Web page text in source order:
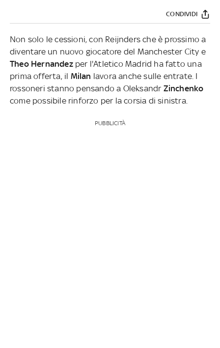
CONDIVIDI
Non solo le cessioni, con Reijnders che è prossimo a
diventare un nuovo giocatore del Manchester City e
Theo Hernandezper l'Atletico Madrid ha fatto una
prima offerta, il Milan lavora anche sulle entrate. I
rossoneri stanno pensando a Oleksandr Zinchenko
come possibile rinforzo per la corsia di sinistra.
PUBBLICITÀ